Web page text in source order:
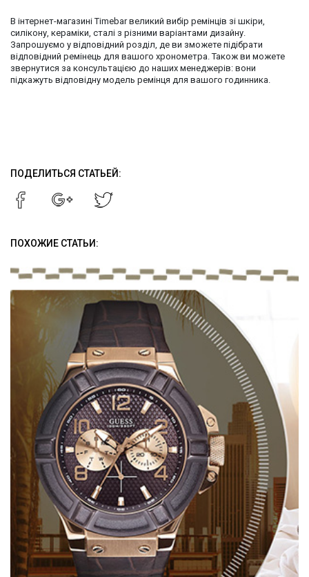
В інтернет-магазині Timebar великий вибір ремінців зі шкіри,
силікону, кераміки, сталі з різними варіантами дизайну.
Запрошуємо у відповідний розділ, де ви зможете підібрати
відповідний ремінець для вашого хронометра. Також ви можете
звернутися за консультацією до наших менеджерів: вони
підкажуть відповідну модель ремінця для вашого годинника.
ПОДЕЛИТЬСЯ СТАТЬЕЙ:
ПОХОЖИЕ СТАТЬИ: